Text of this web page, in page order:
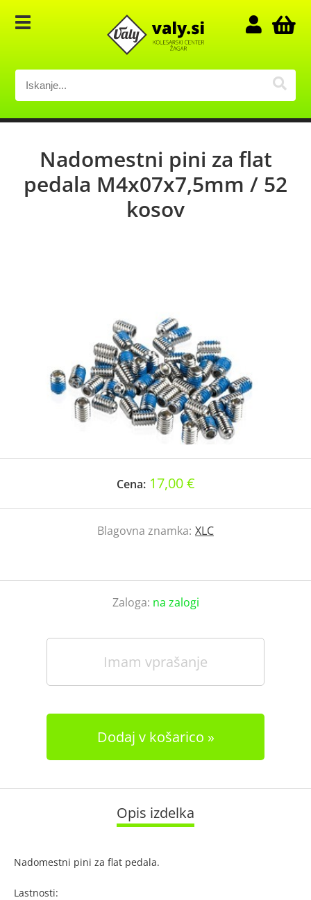
Nadomestni pini za flat
pedala M4x07x7,5mm / 52
kosov
Cena: 17,00 €
Blagovna znamka: XLC
Zaloga: na zalogi
Imam vprašanje
Dodaj v košarico
Opis izdelka
Nadomestni pini za flat pedala.
Lastnosti: